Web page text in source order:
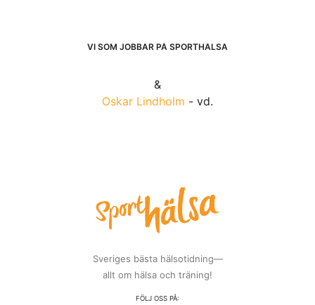
VI SOM JOBBAR PÅ SPORTHÄLSA
&
Oskar Lindholm - vd.
Sveriges bästa hälsotidning—
allt om hälsa och träning!
FÖLJ OSS PÅ: